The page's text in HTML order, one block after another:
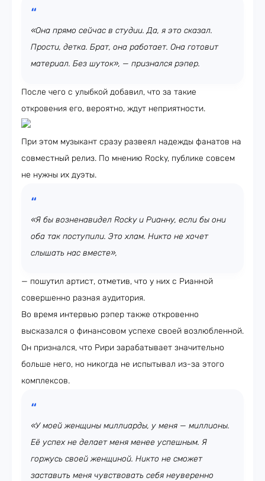
«Она прямо сейчас в студии. Да, я это сказал.
Прости, детка. Брат, она работает. Она готовит
материал. Без шуток», — признался рэпер.
После чего с улыбкой добавил, что за такие
откровения его, вероятно, ждут неприятности.
При этом музыкант сразу развеял надежды фанатов на
совместный релиз. По мнению Rocky, публике совсем
не нужны их дуэты.
«Я бы возненавидел Rocky и Рианну, если бы они
оба так поступили. Это хлам. Никто не хочет
слышать нас вместе»,
— пошутил артист, отметив, что у них с Рианной
совершенно разная аудитория.
Во время интервью рэпер также откровенно
высказался о финансовом успехе своей возлюбленной.
Он признался, что Рири зарабатывает значительно
больше него, но никогда не испытывал из-за этого
комплексов.
«У моей женщины миллиарды, у меня — миллионы.
Её успех не делает меня менее успешным. Я
горжусь своей женщиной. Никто не сможет
заставить меня чувствовать себя неуверенно